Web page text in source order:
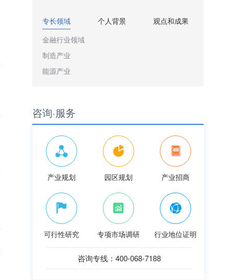
专长领域 个人背景
观点和成果
金融行业领域
制造产业
能源产业
咨询·服务
产业规划 园区规划 产业招商
可行性研究 专项市场调研 行业地位证明
咨询专线：400-068-7188